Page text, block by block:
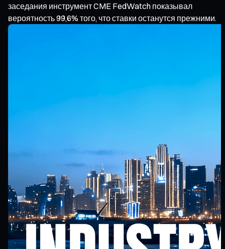
заседания инструмент CME FedWatch показывал
вероятность 99,6% того, что ставки останутся прежними.